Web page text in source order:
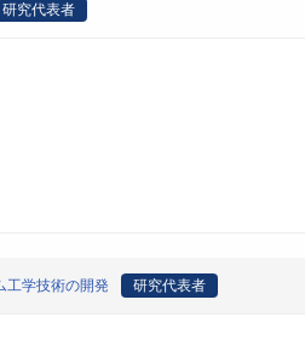
研究代表者
工学技術の開発 研究代表者